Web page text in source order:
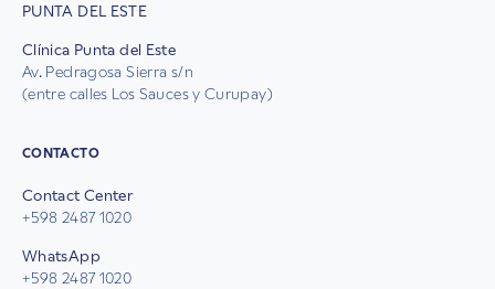
PUNTA DEL ESTE
Clínica Punta del Este
Av. Pedragosa Sierra s/n
(entre calles Los Sauces y Curupay)
CONTACTO
Contact Center
+598 2487 1020
WhatsApp
+598 2487 1020